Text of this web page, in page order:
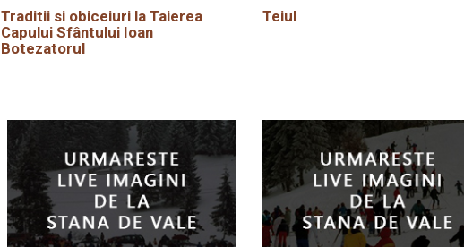
Traditii si obiceiuri la Taierea
Capului Sfântului Ioan
Botezatorul
Teiul